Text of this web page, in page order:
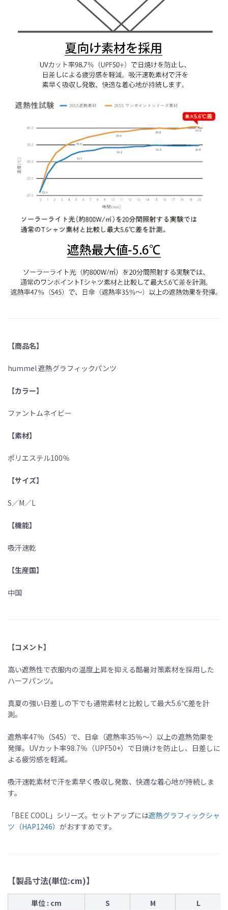
【商品名】
hummel 遮熱グラフィックパンツ
【カラー】
ファントムネイビー
【素材】
ポリエステル100％
【サイズ】
S／M／L
【機能】
吸汗速乾
【生産国】
中国
【コメント】
高い遮熱性で衣服内の温度上昇を抑える酷暑対策素材を採用した
ハーフパンツ。
真夏の強い日差しの下でも通常素材と比較して最大5.6℃差を計
測。
遮熱率47％（S45）で、日傘（遮熱率35％〜）以上の遮熱効果を
発揮。UVカット率98.7％（UPF50+）で日焼けを防止し、日差しに
よる疲労感を軽減。
吸汗速乾素材で汗を素早く吸収し発散、快適な着心地が持続しま
す。
「BEE COOL」シリーズ。セットアップには遮熱グラフィックシャ
ツ（HAP1246） がおすすめです。
【製品寸法(単位:cm)】
単位 : cm S M
L